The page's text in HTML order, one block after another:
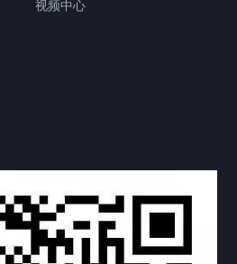
视频中心